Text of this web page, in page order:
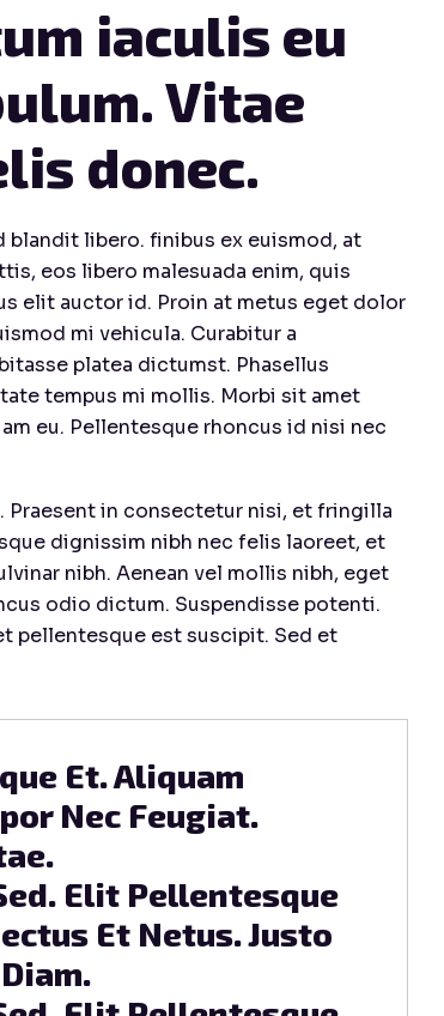
iaculis eu
Vitae
donec.
blandit libero. finibus ex euismod, at
eos libero malesuada enim, quis
elit auctor id. Proin at metus eget dolor
mi vehicula. Curabitur a
platea dictumst. Phasellus
tempus mi mollis. Morbi sit amet
eu. Pellentesque rhoncus id nisi nec
in consectetur nisi, et fringilla
dignissim nibh nec felis laoreet, et
nibh. Aenean vel mollis nibh, eget
odio dictum. Suspendisse potenti.
pellentesque est suscipit. Sed et
Et. Aliquam
Nec Feugiat.
Elit Pellentesque
Et Netus. Justo